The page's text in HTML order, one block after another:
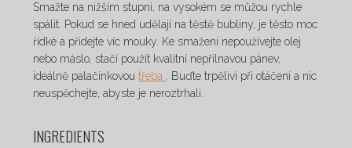
Smažte na nižším stupni, na vysokém se můžou rychle
spálit. Pokud se hned udělají na těstě bubliny, je těsto moc
řídké a přidejte víc mouky. Ke smažení nepoužívejte olej
nebo máslo, stačí použít kvalitní nepřilnavou pánev,
ideálně palačinkovoutřeba
. Buďte trpěliví při otáčení a nic
neuspěchejte, abyste je neroztrhali.
INGREDIENTS